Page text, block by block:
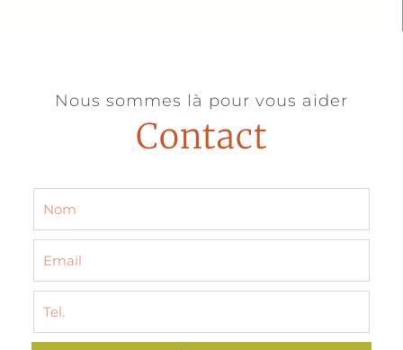
Nous sommes là pour vous aider
Contact